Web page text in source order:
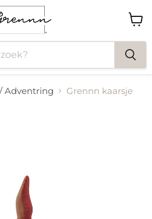
Adventring Grennn kaarsje